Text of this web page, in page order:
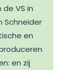
VS in
Schneider
en
en zij